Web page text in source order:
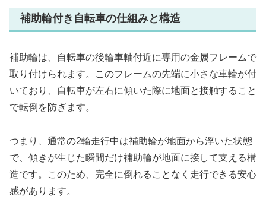
補助輪付き自転車の仕組みと構造
補助輪は、自転車の後輪車軸付近に専用の金属フレームで
取り付けられます。このフレームの先端に小さな車輪が付
いており、自転車が左右に傾いた際に地面と接触すること
で転倒を防ぎます。
つまり、通常の2輪走行中は補助輪が地面から浮いた状態
で、傾きが生じた瞬間だけ補助輪が地面に接して支える構
造です。このため、完全に倒れることなく走行できる安心
感があります。